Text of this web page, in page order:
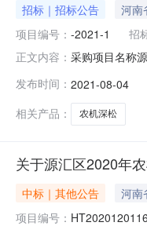
招标｜招标公告 河南
项目编号： -2021-1 招
正文内容： 采购项目名称
性谈判公告项
发布时间： 2021-08-04
相关产品：
农机深松
关于源汇区2020年
中标｜其他公告
河南
项目编号：